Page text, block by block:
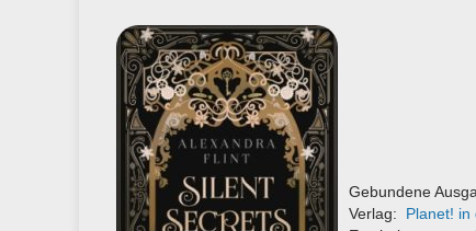
Gebundene
Verlag:
Planet! in